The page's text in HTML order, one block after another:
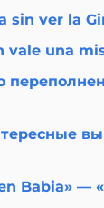
sin ver la
vale una
Babia» —